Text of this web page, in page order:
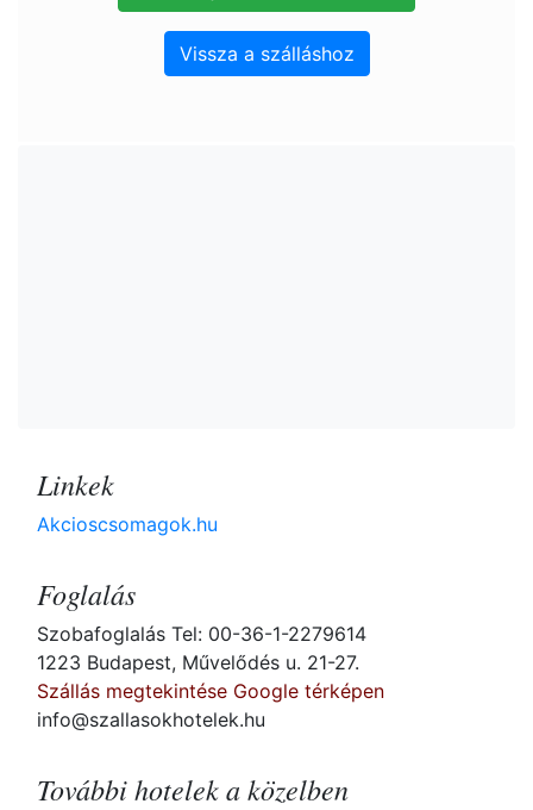
Vissza a szálláshoz
Linkek
Akcioscsomagok.hu
Foglalás
Szobafoglalás Tel: 00-36-1-2279614
1223 Budapest, Művelődés u. 21-27.
Szállás megtekintése Google térképen
info@szallasokhotelek.hu
További hotelek a közelben